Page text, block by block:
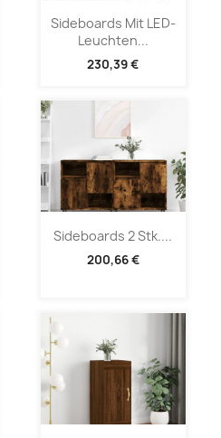
Sideboards Mit LED-
Leuchten...
230,39 €
Sideboards 2 Stk....
200,66 €